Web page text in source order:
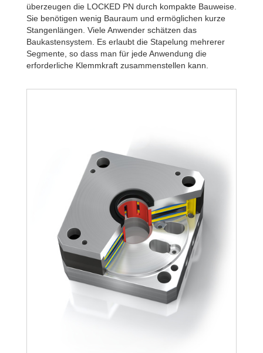
überzeugen die LOCKED PN durch kompakte Bauweise.
Sie benötigen wenig Bauraum und ermöglichen kurze
Stangenlängen. Viele Anwender schätzen das
Baukastensystem. Es erlaubt die Stapelung mehrerer
Segmente, so dass man für jede Anwendung die
erforderliche Klemmkraft zusammenstellen kann.